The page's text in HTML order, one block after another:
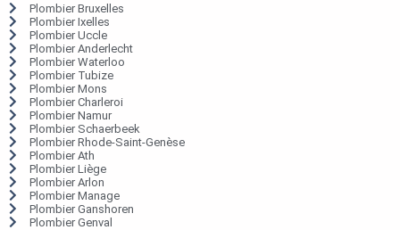
Plombier Bruxelles
Plombier Ixelles
Plombier Uccle
Plombier Anderlecht
Plombier Waterloo
Plombier Tubize
Plombier Mons
Plombier Charleroi
Plombier Namur
Plombier Schaerbeek
Plombier Rhode-Saint-Genèse
Plombier Ath
Plombier Liège
Plombier Arlon
Plombier Manage
Plombier Ganshoren
Plombier Genval